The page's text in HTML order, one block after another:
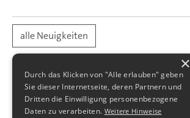
alle Neuigkeiten
×
Durch das Klicken von "Alle erlauben" geben
Sie dieser Internetseite, deren Partnern und
Dritten die Einwilligung personenbezogene
Daten zu verarbeiten. Weitere Hinweise